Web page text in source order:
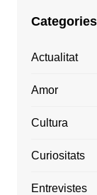
Categories
Actualitat
Amor
Cultura
Curiositats
Entrevistes